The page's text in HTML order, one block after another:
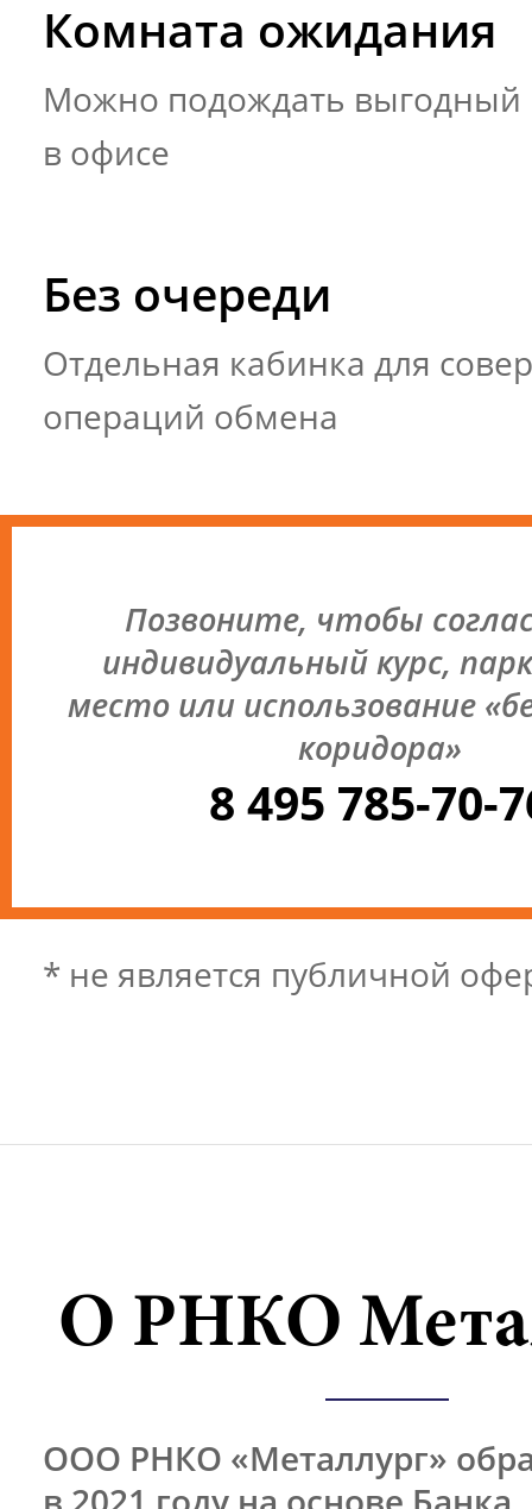
Комната ожидания
Можно подождать выгодный
в офисе
Без очереди
Отдельная кабинка для
операций обмена
Позвоните, чтобы
индивидуальный курс,
место или использование
коридора»
8 495 785-70-
* не является публичной
О РНКО
ООО РНКО «Металлург»